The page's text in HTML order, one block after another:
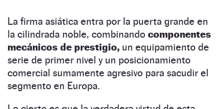
La firma asiática entra por la puerta grande en
la cilindrada noble, combinando componentes
mecánicos de prestigio, un equipamiento de
serie de primer nivel y un posicionamiento
comercial sumamente agresivo para sacudir el
segmento en Europa.